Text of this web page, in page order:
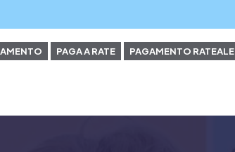
PAGA A RATE PAGAMENTO RATEALE